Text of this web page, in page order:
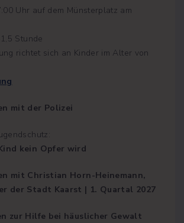
Uhr auf dem Münsterplatz am
Stunde
richtet sich an Kinder im Alter von
mit der Polizei
kein Opfer wird
mit Christian Horn-Heinemann,
der Stadt Kaarst | 1. Quartal 2027
zur Hilfe bei häuslicher Gewalt